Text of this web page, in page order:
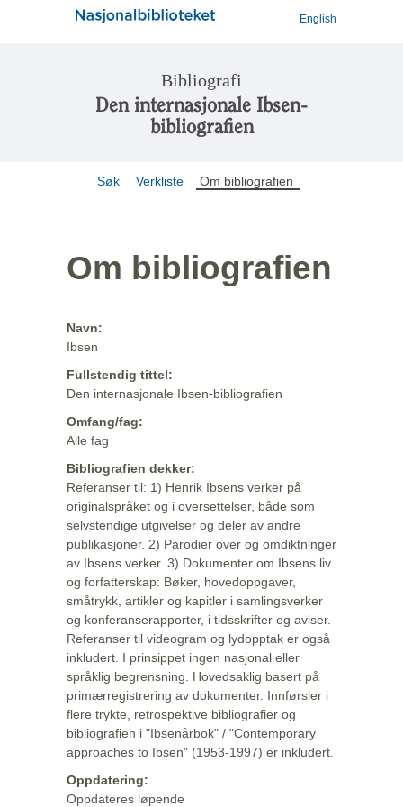
English
Bibliografi
Den internasjonale Ibsen-
bibliografien
Søk Verkliste Om bibliografien
Om bibliografien
Navn:
Ibsen
Fullstendig tittel:
Den internasjonale Ibsen-bibliografien
Omfang/fag:
Alle fag
Bibliografien dekker:
Referanser til: 1) Henrik Ibsens verker på
originalspråket og i oversettelser, både som
selvstendige utgivelser og deler av andre
publikasjoner. 2) Parodier over og omdiktninger
av Ibsens verker. 3) Dokumenter om Ibsens liv
og forfatterskap: Bøker, hovedoppgaver,
småtrykk, artikler og kapitler i samlingsverker
og konferanserapporter, i tidsskrifter og aviser.
Referanser til videogram og lydopptak er også
inkludert. I prinsippet ingen nasjonal eller
språklig begrensning. Hovedsaklig basert på
primærregistrering av dokumenter. Innførsler i
flere trykte, retrospektive bibliografier og
bibliografien i "Ibsenårbok" / "Contemporary
approaches to Ibsen" (1953-1997) er inkludert.
Oppdatering:
Oppdateres løpende